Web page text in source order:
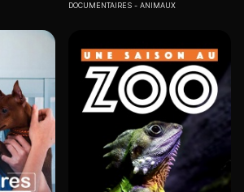
DOCUMENTAIRES ANIMAUX